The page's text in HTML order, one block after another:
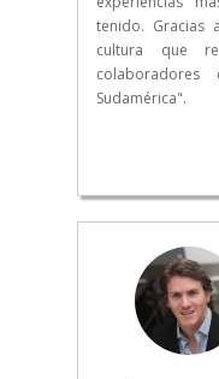
tenido. Gracias
cultura que
Sudamérica".